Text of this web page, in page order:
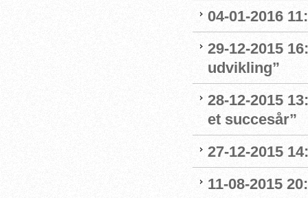
04-01-2016
29-12-2015
udvikling”
28-12-2015
et succesår”
27-12-2015
11-08-2015